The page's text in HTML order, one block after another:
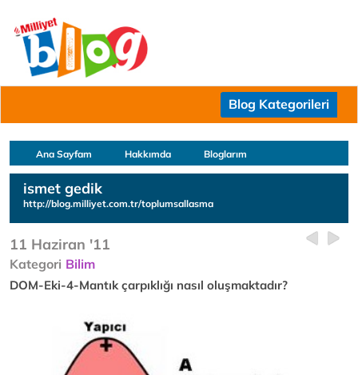
Blog Kategorileri
Ana Sayfam Hakkımda Bloglarım
ismet gedik
http://blog.milliyet.com.tr/toplumsallasma
11 Haziran '11
Kategori Bilim
DOM-Eki-4-Mantık çarpıklığı nasıl oluşmaktadır?